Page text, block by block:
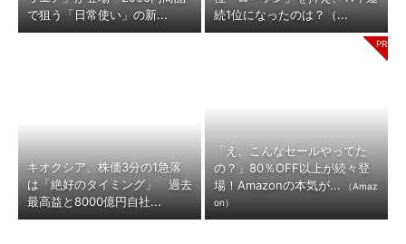
で狙う「日常使い」の新...
続1位になったのは？（...
キオクシア、株価3分の1急落
は「絶好のタイミング」 過去
最高益と8000億円自社...
「え、こんなセールやってた
の？」80％OFF以上が続々登
場！Amazonの本気が...
（Amaz
on）